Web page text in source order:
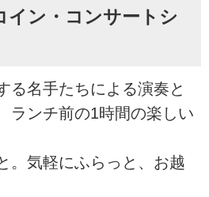
イン・コンサートシ
る名手たちによる演奏と
ランチ前の1時間の楽しい
。気軽にふらっと、お越